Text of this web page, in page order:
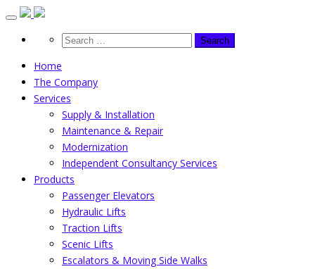
Skip
content
Home
The Company
Services
Supply & Installation
Maintenance & Repair
Modernization
Independent Consultancy Services
Products
Passenger Elevators
Hydraulic Lifts
Traction Lifts
Scenic Lifts
Escalators & Moving Side Walks